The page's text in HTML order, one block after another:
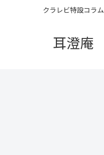
クラレビ特設コラム
耳澄庵